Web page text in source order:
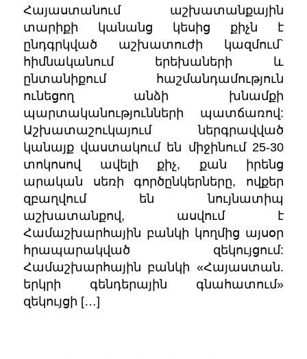
Հայաստանում աշխատանքային
տարիքի կանանց կեսից քիչն է
ընդգրկված աշխատուժի կազմում`
հիմնականում երեխաների և
ընտանիքում հաշմանդամություն
ունեցող անձի խնամքի
պարտականությունների պատճառով:
Աշխատաշուկայում ներգրավված
կանայք վաստակում են միջինում 25-30
տոկոսով ավելի քիչ, քան իրենց
արական սեռի գործընկերները, ովքեր
զբաղվում են նույնատիպ
աշխատանքով, ասվում է
Համաշխարհային բանկի կողմից այսօր
հրապարակված զեկույցում:
Համաշխարհային բանկի «Հայաստան.
երկրի գենդերային գնահատում»
զեկույցի […]